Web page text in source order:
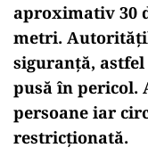
aproximativ 30
metri.
siguranță,
pusă în pericol.
persoane iar
restricționată.